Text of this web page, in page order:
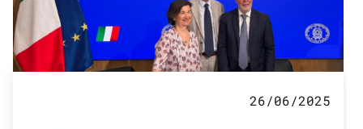
26/06/2025